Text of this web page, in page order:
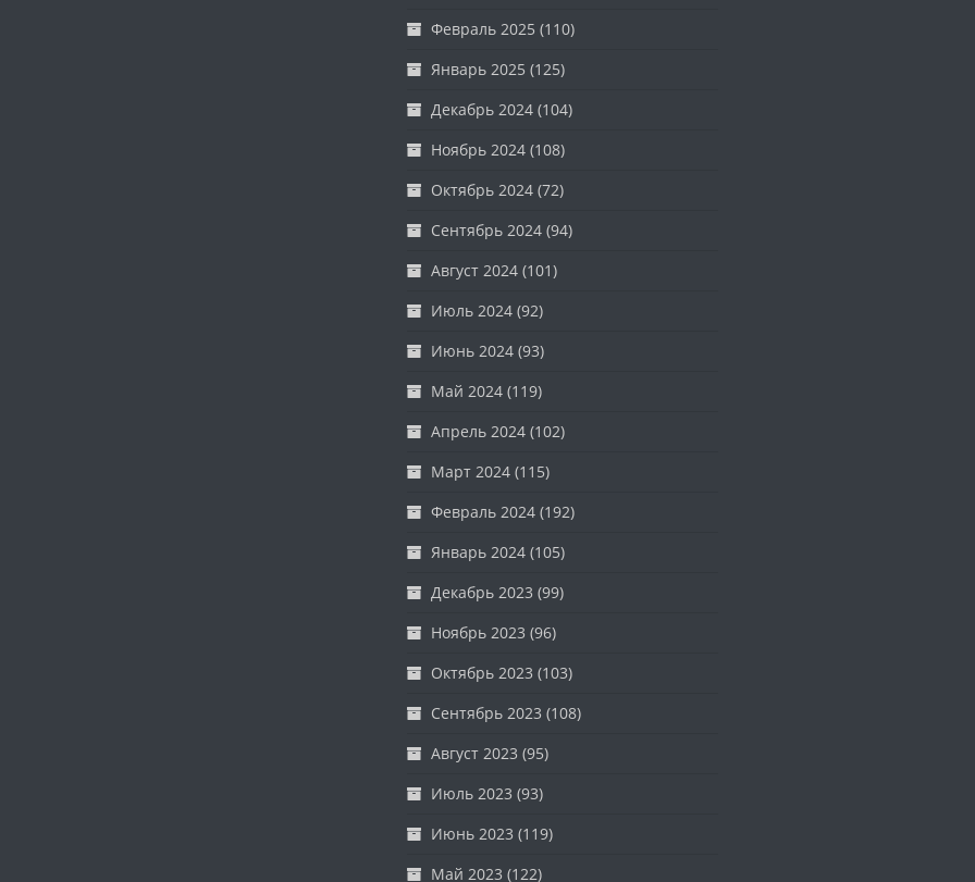
Февраль 2025 (110)
Январь 2025 (125)
Декабрь 2024(104)
Ноябрь 2024(108)
Октябрь 2024(72)
Сентябрь 2024(94)
Август 2024(101)
Июль 2024(92)
Июнь 2024(93)
Май 2024(119)
Апрель 2024(102)
Март 2024(115)
Февраль 2024(192)
Январь 2024(105)
Декабрь 2023 (99)
Ноябрь 2023 (96)
Октябрь 2023 (103)
Сентябрь 2023 (108)
Август 2023 (95)
Июль 2023 (93)
Июнь 2023 (119)
Май 2023 (122)